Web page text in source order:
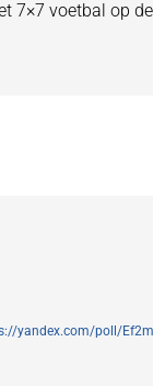
7×7 voetbal op
yandex.com/poll/